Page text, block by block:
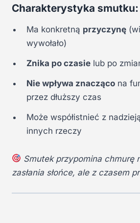
Charakterystyka smutku:
Ma konkretną przyczynę
wywołało)
Znika po czasie lub po
Nie wpływa znacząco na
przez dłuższy czas
Może współistnieć z
innych rzeczy
Smutek przypomina chmurę
zasłania słońce, ale z czasem